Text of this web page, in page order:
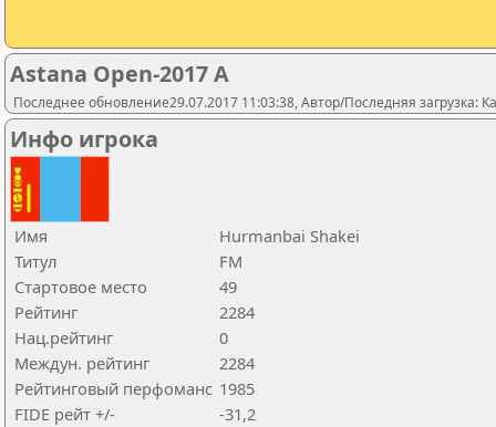
Astana Open-2017 A
Последнее обновление29.07.2017 11:03:38, Автор/Последняя загрузка:
Инфо игрока
Имя
Hurmanbai Shakei
Титул
FM
Стартовое место
49
Рейтинг
2284
Нац.рейтинг
0
Междун. рейтинг
2284
Рейтинговый перфоманс 1985
FIDE рейт +/-
-31,2